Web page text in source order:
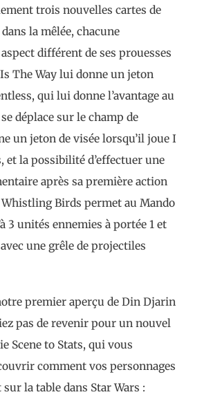
trois nouvelles cartes de
la mêlée, chacune
différent de ses prouesses
The Way lui donne un jeton
qui lui donne l’avantage au
déplace sur le champ de
un jeton de visée lorsqu’il joue I
et la possibilité d’effectuer une
après sa première action
Whistling Birds permet au Mando
3 unités ennemies à portée 1 et
une grêle de projectiles
premier aperçu de Din Djarin
pas de revenir pour un nouvel
Scene to Stats, qui vous
comment vos personnages
la table dans Star Wars :